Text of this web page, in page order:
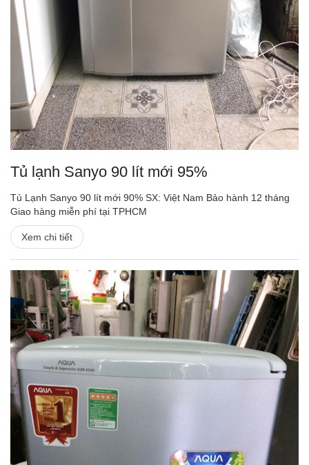
Tủ lạnh Sanyo 90 lít mới 95%
Tủ Lạnh Sanyo 90 lít mới 90% SX: Việt Nam Bảo hành 12 tháng
Giao hàng miễn phí tại TPHCM
Xem chi tiết